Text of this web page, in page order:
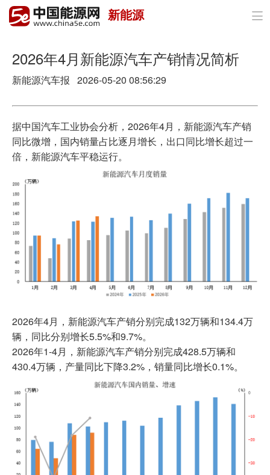
首页
政策与经济
油气
煤炭
电力
分布式能源
新能源 
2026年4月新能源汽车产销情况简析
新能源汽车报 2026-05-20 08:56:29
据中国汽车工业协会分析，2026年4月，新能源汽车产销
同比微增，国内销量占比逐月增长，出口同比增长超过一
倍，新能源汽车平稳运行。
2026年4月，新能源汽车产销分别完成132万辆和134.4万
辆，同比分别增长5.5%和9.7%。
2026年1-4月，新能源汽车产销分别完成428.5万辆和
430.4万辆，产量同比下降3.2%，销量同比增长0.1%。